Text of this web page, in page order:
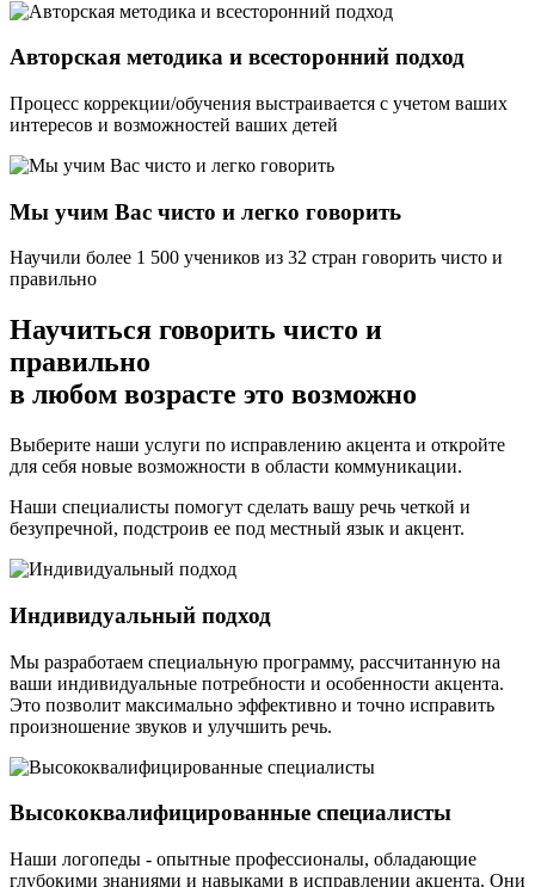
Авторская методика и всесторонний подход
Процесс коррекции/обучения выстраивается с учетом ваших
интересов и возможностей ваших детей
Мы учим Вас чисто и легко говорить
Научили более 1 500 учеников из 32 стран говорить чисто и
правильно
Научиться говорить чисто и
правильно
в любом возрасте это возможно
Выберите наши услуги по исправлению акцента и откройте
для себя новые возможности в области коммуникации.
Наши специалисты помогут сделать вашу речь четкой и
безупречной, подстроив ее под местный язык и акцент.
Индивидуальный подход
Мы разработаем специальную программу, рассчитанную на
ваши индивидуальные потребности и особенности акцента.
Это позволит максимально эффективно и точно исправить
произношение звуков и улучшить речь.
Высококвалифицированные специалисты
Наши логопеды - опытные профессионалы, обладающие
глубокими знаниями и навыками в исправлении акцента. Они